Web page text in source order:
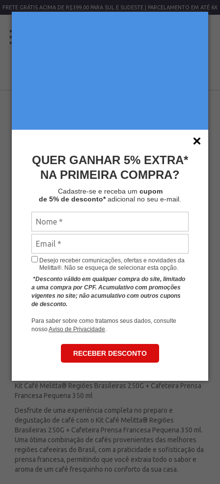
QUER GANHAR 5% EXTRA*
NA PRIMEIRA COMPRA?
Cadastre-se e receba um cupom
de 5% de desconto*adicional no seu e-mail.
Desejo receber comunicações, ofertas e novidades da
Melitta®. Não se esqueça de selecionar esta opção.
*Desconto válido em qualquer compra do site, limitado
a uma compra por CPF. Acumulativo com promoções
vigentes no site; não acumulativo com outros cupons
de desconto.
Para saber sobre como tratamos seus dados, consulte
nossoAviso de Privacidade.
RECEBER DESCONTO
| PARCELAMENTO EM ATÉ 6X GANHE 3% DE DESCONTO
KIT MELITTA® CAFÉ REGIÕES
BRASILEIRAS 250G + CAFETEIRA
PRENSA FRANCESA 350 ML
MLT-KIT055
Avalie esse produto
Kit Café Melitta® Regiões Brasileiras 250G + Cafeteira Prensa
Francesa Pequena 350 ml
Desfrute de uma experiência completa no preparo e
degustação de café com o Kit Café Melitta® Regiões
Brasileiras 250G + Cafeteira Prensa Francesa Pequena 350 ml.
Uma ótima combinação de cafés provenientes das melhores
regiões cafeeiras do Brasil, com a praticidade e sofisticação da
prensa francesa, permitindo que você extraia todo o sabor e
aroma de um café fresquinho no conforto da sua casa.